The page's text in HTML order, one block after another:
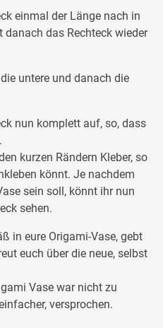
einmal der Länge nach in
das Rechteck wieder
untere und danach die
nun komplett auf, so, dass
kurzen Rändern Kleber, so
könnt. Je nachdem
sein soll, könnt ihr nun
sehen.
in eure Origami-Vase, gebt
euch über die neue, selbst
Vase war nicht zu
versprochen.